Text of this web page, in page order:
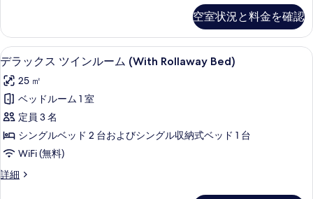
写
真
を
表
示
す
る
ム
ガ
ー
デ
ン
ビ
ュ
ー
の
ム
ダ
ブ
ル
ー
ガ
ー
デ
ン
ビ
空室状況と料金を確認
デ
ラ
ッ
ク
ス
ツ
イ
ン
1 室のベッドルーム、高級寝具、羽
5
デラックス ツインルーム (With Rollaway Bed)
25 ㎡
ベッドルーム 1 室
定員 3 名
シングルベッド 2 台およびシングル収納式ベッド 1 台
WiFi (無料)
詳細
デ